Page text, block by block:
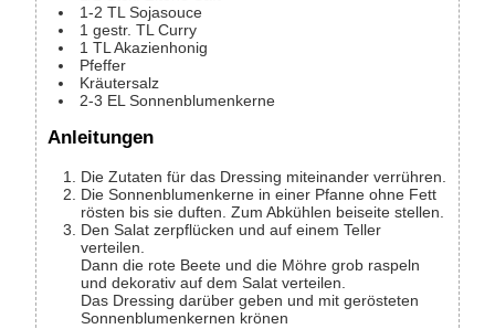
1-2 TL Sojasouce
1 gestr. TL Curry
1 TL Akazienhonig
Pfeffer
Kräutersalz
2-3 EL Sonnenblumenkerne
Anleitungen
Die Zutaten für das Dressing miteinander verrühren.
Die Sonnenblumenkerne in einer Pfanne ohne Fett
rösten bis sie duften. Zum Abkühlen beiseite stellen.
Den Salat zerpflücken und auf einem Teller
verteilen.
Dann die rote Beete und die Möhre grob raspeln
und dekorativ auf dem Salat verteilen.
Das Dressing darüber geben und mit gerösteten
Sonnenblumenkernen krönen